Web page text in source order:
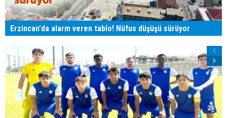
Erzincan'da alarm veren tablo! Nüfus düşüşü sürüyor